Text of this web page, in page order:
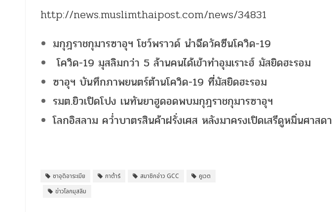
http://news.muslimthaipost.com/news/34831
มกุฎราชกุมารซาอุฯ โชว์พราวด์ นำฉีดวัคซีนโควิด-19
โควิด-19 มุสลิมกว่า 5 ล้านคนได้เข้าทำอุมเราะฮ์ มัสยิดฮะรอม
ซาอุฯ บันทึกภาพยนตร์ต้านโควิด-19 ที่มัสยิดฮะรอม
รมต.ยิวเปิดโปง เนทันยาฮูดอดพบมกุฎราชกุมารซาอุฯ
โลกอิสลาม คว่ำบาตรสินค้าฝรั่งเศส หลังมาครงเปิดเสรีดูหมิ่นศาสดา
ซาอุดิอาระเบีย กาต้าร์ สมาชิกอ่าว GCC
คูเวต
ข่าวโลกมุสลิม